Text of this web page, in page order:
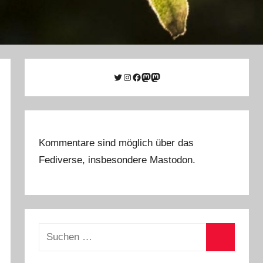
Twitter
Instagram
Facebook
Link zu Mastodon
Mastodon
Kommentare sind möglich über das
Fediverse, insbesondere Mastodon.
Suchen